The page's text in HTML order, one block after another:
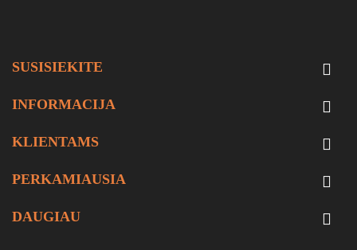
SUSISIEKITE 
INFORMACIJA 
KLIENTAMS 
PERKAMIAUSIA 
DAUGIAU 